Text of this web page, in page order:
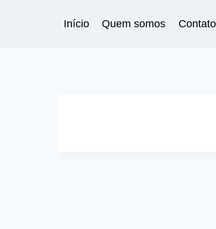
Início Quem somos Contato